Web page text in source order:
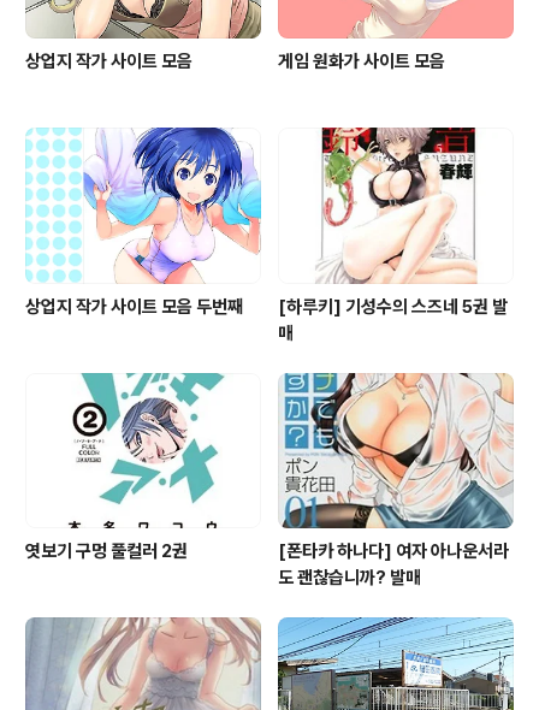
상업지 작가 사이트 모음 게임 원화가 사이트 모음
상업지 작가 사이트 모음 두번째
[하루키] 기성수의 스즈네 5권 발
매
엿보기 구멍 풀컬러 2권
[폰타카 하나다] 여자 아나운서라
도 괜찮습니까? 발매